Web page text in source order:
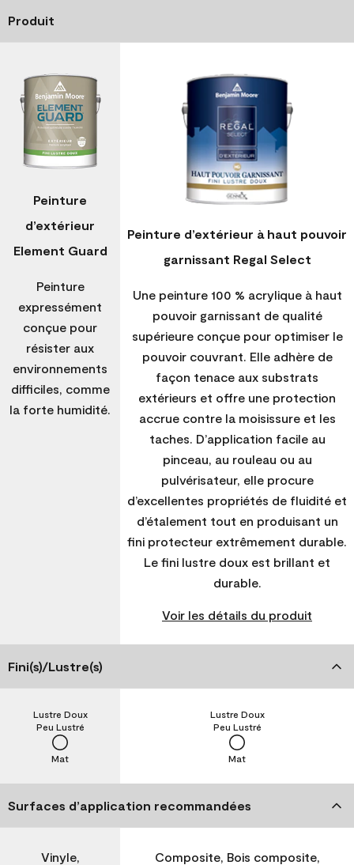
Produit
Peinture
d’extérieur
Element Guard
Peinture
expressément
conçue pour
résister aux
environnements
difficiles, comme
la forte humidité.
Peinture d’extérieur à haut pouvoir
garnissant Regal Select
Une peinture 100 % acrylique à haut
pouvoir garnissant de qualité
supérieure conçue pour optimiser le
pouvoir couvrant. Elle adhère de
façon tenace aux substrats
extérieurs et offre une protection
accrue contre la moisissure et les
taches. D’application facile au
pinceau, au rouleau ou au
pulvérisateur, elle procure
d’excellentes propriétés de fluidité et
d’étalement tout en produisant un
fini protecteur extrêmement durable.
Le fini lustre doux est brillant et
durable.
Voir les détails du produit
Fini(s)/Lustre(s)
Mat
Peu Lustré
Lustre Doux
Mat
Peu Lustré
Lustre Doux
Surfaces d’application recommandées
Vinyle,
Composite, Bois composite,